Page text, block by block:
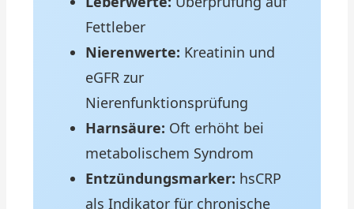
Fettleber
Nierenwerte: Kreatinin und
eGFR zur
Nierenfunktionsprüfung
Harnsäure: Oft erhöht bei
metabolischem Syndrom
Entzündungsmarker: hsCRP
als Indikator für chronische